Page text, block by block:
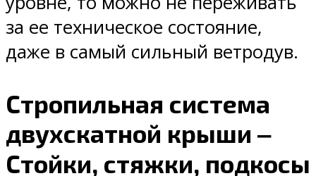
за ее техническое состояние,
даже в самый сильный ветродув.
Стропильная система
двухскатной крыши ‒
Стойки, стяжки, подкосы